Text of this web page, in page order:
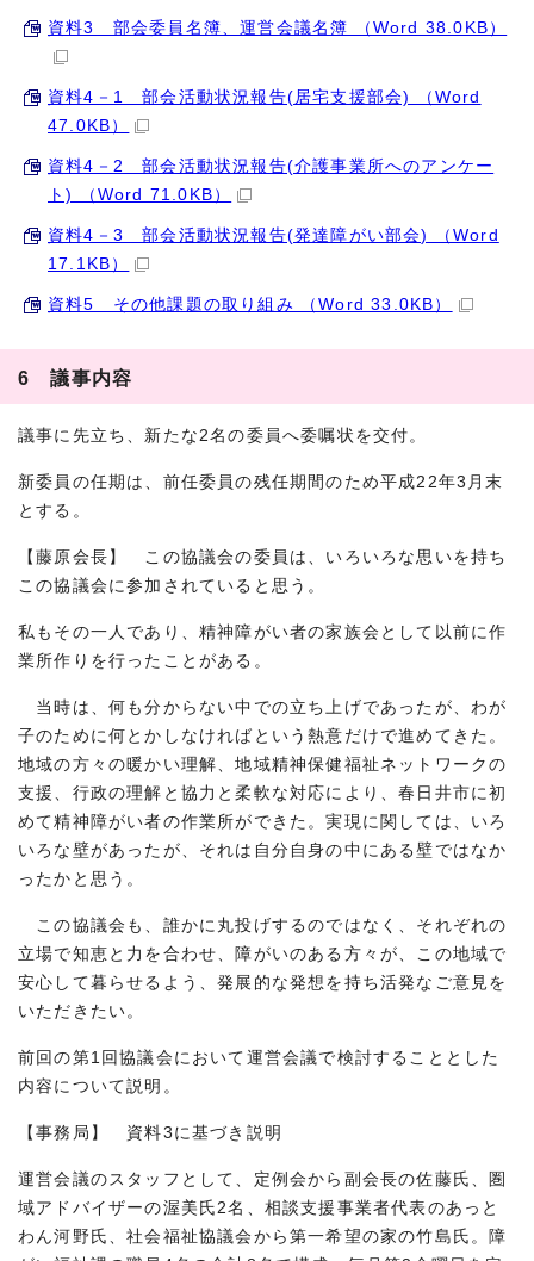
資料3 部会委員名簿、運営会議名簿 （Word 38.0KB）
資料4－1 部会活動状況報告(居宅支援部会) （Word
47.0KB）
資料4－2 部会活動状況報告(介護事業所へのアンケー
ト) （Word 71.0KB）
資料4－3 部会活動状況報告(発達障がい部会) （Word
17.1KB）
資料5 その他課題の取り組み （Word 33.0KB）
6 議事内容
議事に先立ち、新たな2名の委員へ委嘱状を交付。
新委員の任期は、前任委員の残任期間のため平成22年3月末
とする。
【藤原会長】 この協議会の委員は、いろいろな思いを持ち
この協議会に参加されていると思う。
私もその一人であり、精神障がい者の家族会として以前に作
業所作りを行ったことがある。
当時は、何も分からない中での立ち上げであったが、わが
子のために何とかしなければという熱意だけで進めてきた。
地域の方々の暖かい理解、地域精神保健福祉ネットワークの
支援、行政の理解と協力と柔軟な対応により、春日井市に初
めて精神障がい者の作業所ができた。実現に関しては、いろ
いろな壁があったが、それは自分自身の中にある壁ではなか
ったかと思う。
この協議会も、誰かに丸投げするのではなく、それぞれの
立場で知恵と力を合わせ、障がいのある方々が、この地域で
安心して暮らせるよう、発展的な発想を持ち活発なご意見を
いただきたい。
前回の第1回協議会において運営会議で検討することとした
内容について説明。
【事務局】 資料3に基づき説明
運営会議のスタッフとして、定例会から副会長の佐藤氏、圏
域アドバイザーの渥美氏2名、相談支援事業者代表のあっと
わん河野氏、社会福祉協議会から第一希望の家の竹島氏。障